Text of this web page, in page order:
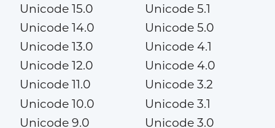
Unicode 15.0
Unicode 14.0
Unicode 13.0
Unicode 12.0
Unicode 11.0
Unicode 10.0
Unicode 9.0
Unicode 5.1
Unicode 5.0
Unicode 4.1
Unicode 4.0
Unicode 3.2
Unicode 3.1
Unicode 3.0